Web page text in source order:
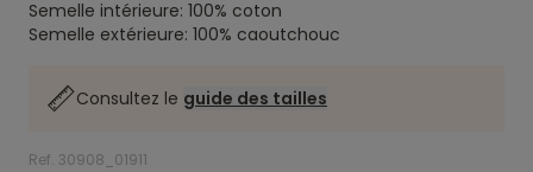
Semelle intérieure: 100% coton
Semelle extérieure: 100% caoutchouc
Consultez le guide des tailles
Ref. 30908_01911